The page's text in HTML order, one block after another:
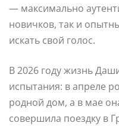
— максимально
новичков, так и
искать свой голос.
В 2026 году жизнь
испытания: в апреле
родной дом, а в мае
совершила поездку в